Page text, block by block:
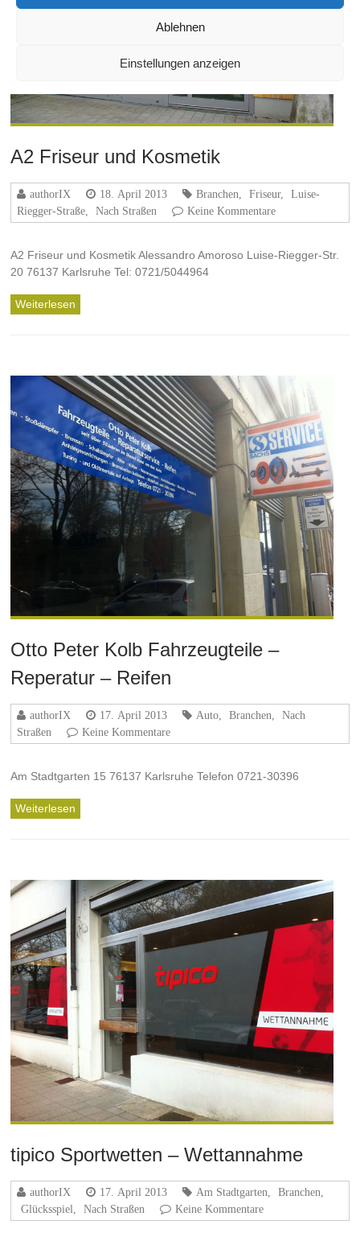
Ablehnen
Einstellungen anzeigen
A2 Friseur und Kosmetik
authorIX 18. April 2013 Branchen Friseur,
Luise-
Riegger-Straße
Nach Straßen Keine Kommentare
A2 Friseur und Kosmetik Alessandro Amoroso Luise-Riegger-Str.
20 76137 Karlsruhe Tel: 0721/5044964
Weiterlesen
Otto Peter Kolb Fahrzeugteile –
Reperatur – Reifen
authorIX 17. April 2013 Auto Branchen
Nach
Straßen
Keine Kommentare
Am Stadtgarten 15 76137 Karlsruhe Telefon 0721-30396
Weiterlesen
tipico Sportwetten – Wettannahme
authorIX 17. April 2013 Am Stadtgarten Branchen
Glücksspiel
Nach Straßen Keine Kommentare